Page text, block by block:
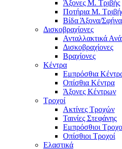
Άξονες Μ. Τριβής
Ποτήρια Μ.
Βίδα Άξονα/Σφήνα
Δισκοβραχίονες
Ανταλλακτικά
Δισκοβραχίονες
Βραχίονες
Κέντρα
Εμπρόσθια
Οπίσθια Κέντρα
Άξονες Κέντρων
Τροχοί
Ακτίνες Τροχών
Ταινίες Στεφάνης
Εμπρόσθιοι
Οπίσθιοι Τροχοί
Ελαστικά